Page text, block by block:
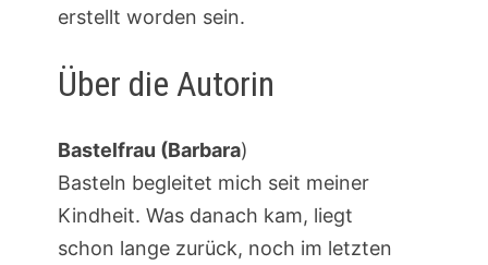
erstellt worden sein.
Über die Autorin
Bastelfrau (Barbara)
Basteln begleitet mich seit meiner
Kindheit. Was danach kam, liegt
schon lange zurück, noch im letzten